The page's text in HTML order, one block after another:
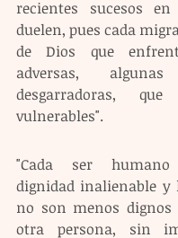
recientes sucesos
duelen, pues cada
de Dios que
adversas,
desgarradoras,
vulnerables".
"Cada ser
dignidad inalienable y
no son menos dignos
otra persona, sin